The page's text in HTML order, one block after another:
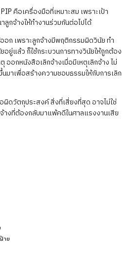
คือเครื่องมือที่เหมาะสม เพราะเป้า
กจ้างให้ทำงานร่วมกันต่อไปได้
ก เพราะลูกจ้างมีพฤติกรรมผิดวินัย ทำ
ยู่แล้ว ก็ใช้กระบวนการทางวินัยให้ถูกต้อง
ออกหนังสือเลิกจ้างเมื่อมีเหตุเลิกจ้าง ไม่
มาเพื่อสร้างความชอบธรรมให้กับการเลิก
ผิดวัตถุประสงค์ สิ่งที่เสี่ยงที่สุด อาจไม่ใช่
งที่ต้องกลับมาแพ้คดีในศาลแรงงานเสีย
าย